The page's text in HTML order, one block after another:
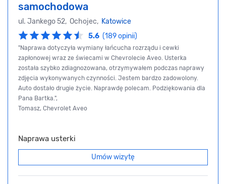
samochodowa
ul. Jankego 52, Ochojec, Katowice
5.6 (189 opinii)
"Naprawa dotyczyła wymiany łańcucha rozrządu i cewki
zapłonowej wraz ze świecami w Chevrolecie Aveo. Usterka
została szybko zdiagnozowana, otrzymywałem podczas naprawy
zdjęcia wykonywanych czynności. Jestem bardzo zadowolony.
Auto dostało drugie życie. Naprawdę polecam. Podziękowania dla
Pana Bartka.",
Tomasz, Chevrolet Aveo
Naprawa usterki
Umów wizytę